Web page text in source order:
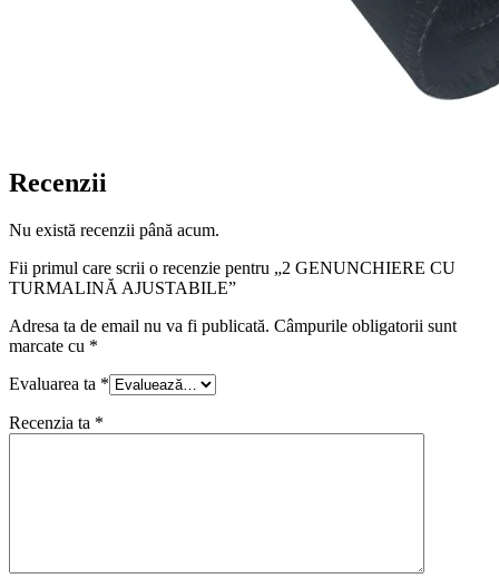
Recenzii
Nu există recenzii până acum.
Fii primul care scrii o recenzie pentru „2 GENUNCHIERE CU
TURMALINĂ AJUSTABILE”
Adresa ta de email nu va fi publicată. Câmpurile obligatorii sunt
marcate cu *
Evaluarea ta *
Recenzia ta *